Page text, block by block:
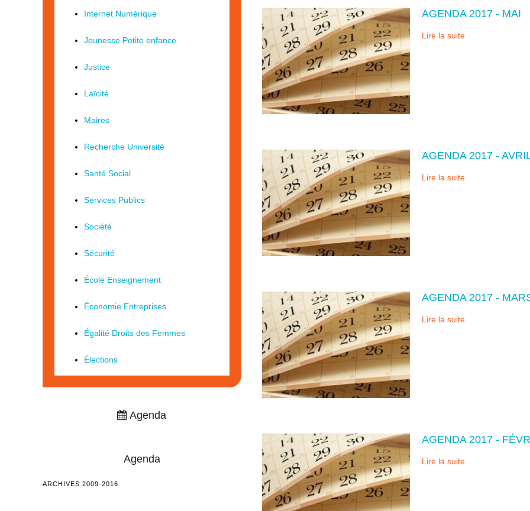
AGENDA 2017 - MAI
Lire la suite
AGENDA 2017 -
Lire la suite
AGENDA 2017 -
Lire la suite
AGENDA 2017 -
Lire la suite
Internet Numérique
Jeunesse Petite enfance
Justice
Laïcité
Maires
Recherche Université
Santé Social
Services Publics
Société
Sécurité
École Enseignement
Économie Entreprises
Égalité Droits des Femmes
Élections
Agenda
Agenda
ARCHIVES 2009-2016